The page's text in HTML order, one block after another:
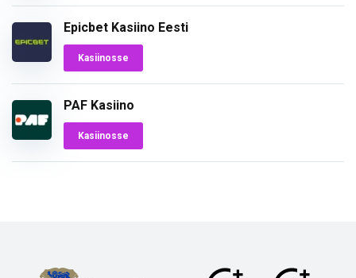
Epicbet Kasiino Eesti
Kasiinosse
PAF Kasiino
Kasiinosse